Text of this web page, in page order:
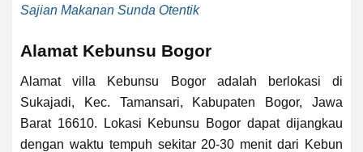
Sajian Makanan Sunda Otentik
Alamat Kebunsu Bogor
Alamat villa Kebunsu Bogor adalah berlokasi di
Sukajadi, Kec. Tamansari, Kabupaten Bogor, Jawa
Barat 16610. Lokasi Kebunsu Bogor dapat dijangkau
dengan waktu tempuh sekitar 20-30 menit dari Kebun